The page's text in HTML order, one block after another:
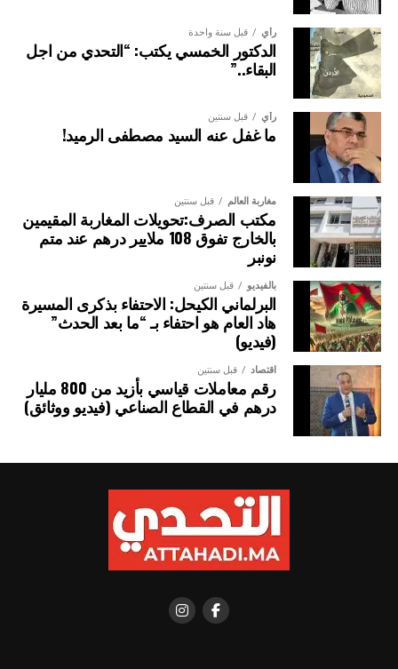
وأكد المصدر ذاته ا انه”تم التذكير بالروابط الإنسانية والدينية
والاقتصادية الوثيقة التي تجمع البلدين، والتي تتضح جليا من خلال
الزيارات الثمانية التي قام بها جلالة الملك حفظه الله، إلى
السنغال. كما أبرز الدور المحوري الذي تضطلع به جمهورية
السنغال في المبادرات الملكية الرامية لترسيخ التنمية في
إفريقيا، لاسيما المبادرة الملكية لتعزيز ولوج بلدان الساحل إلى
المحيط الأطلسي.
اللقاء شكل مناسبة للوقوف على القفزة النوعية المسجلة في
تبادل الزيارات الوزارية، وإثراء الإطار القانوني الذي ينظم
التعاون الثنائي، وكذا توطيد الشراكة الاقتصادية والاستثمارات،
منذ تولي السيد باسيرو ديوماي فاي، رئاسة الجمهورية السنغالية.
ويشكل انعقاد الدروة الـ 15 للجنة العليا المختلطة للشراكة
المغربية السنغالية، فرصة سانحة لتعزيز التعاون القطاعي بين
البلدين، من خلال إرساء مشاريع مهيكلة في مجالات الفلاحة،
والطاقة، والتجارة، والاقتصاد الرقمي وغيرها.
رأي قبل سنة واحدة
الدكتور الخمسي يكتب: “التحدي من اجل
البقاء..”
رأي قبل سنتين
ما غفل عنه السيد مصطفى الرميد!
مغاربة العالم قبل سنتين
مكتب الصرف:تحويلات المغاربة المقيمين
بالخارج تفوق 108 ملايير درهم عند متم
نونبر
بالفيديو قبل سنتين
البرلماني الكيحل: الاحتفاء بذكرى المسيرة
هاد العام هو احتفاء بـ “ما بعد الحدث”
(فيديو)
اقتصاد قبل سنتين
رقم معاملات قياسي بأزيد من 800 مليار
درهم في القطاع الصناعي (فيديو ووثائق)